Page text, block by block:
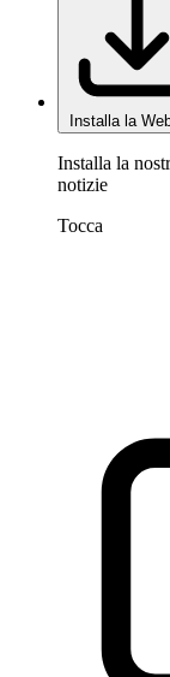
Installa la
Installa la
notizie
Tocca